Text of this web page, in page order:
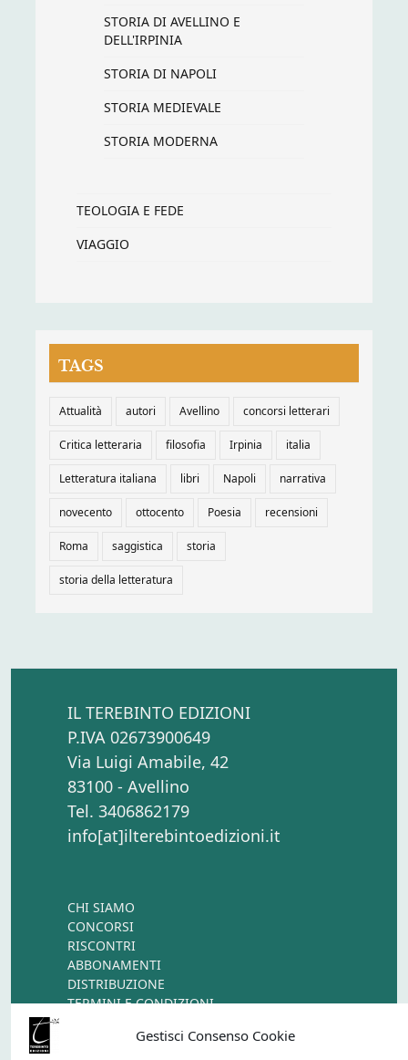
Gestisci Consenso Cookie
STORIA DI AVELLINO E
DELL'IRPINIA
STORIA DI NAPOLI
STORIA MEDIEVALE
STORIA MODERNA
TEOLOGIA E FEDE
VIAGGIO
TAGS
Attualità autori Avellino concorsi letterari
Critica letteraria filosofia Irpinia italia
Letteratura italiana libri Napoli narrativa
novecento ottocento Poesia recensioni
Roma saggistica storia
storia della letteratura
IL TEREBINTO EDIZIONI
P.IVA 02673900649
Via Luigi Amabile, 42
83100 - Avellino
Tel. 3406862179
info[at]ilterebintoedizioni.it
CHI SIAMO
CONCORSI
RISCONTRI
ABBONAMENTI
DISTRIBUZIONE
TERMINI E CONDIZIONI